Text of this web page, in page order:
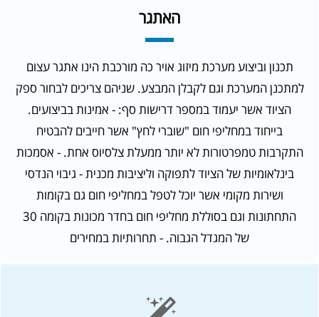
מגדל קירור ומחליפי חום בפרויקט מידטאון | קרשין-שלו
האתגר
תכנון וביצוע מערכת מיזוג אויר כה מורכבת הינו אתגר עצום
למתכנן המערכת וגם לקבלן המבצע. שניהם צריכים לבחור ספק
הציוד אשר יעמוד במספר דרישות סף: - אמינות בביצועים.
בייחוד במחליפי חום "שוברי לחץ" אשר חייבים להבטיח
התקרבות טמפרטורות לא יותר ממעלת צלסיוס אחת. - אסמכות
בינלאומיות של הציוד לתפוקה וליציבות מכנית - גיבוי הנדסי
ושירות מקומי אשר יוכל לטפל במחליפי חום גם בקומות
התחתונות וגם בסוללת מחליפי חום בחדר מכונות בקומה 30
של המגדל הגבוה. - תחרותיות במחירים